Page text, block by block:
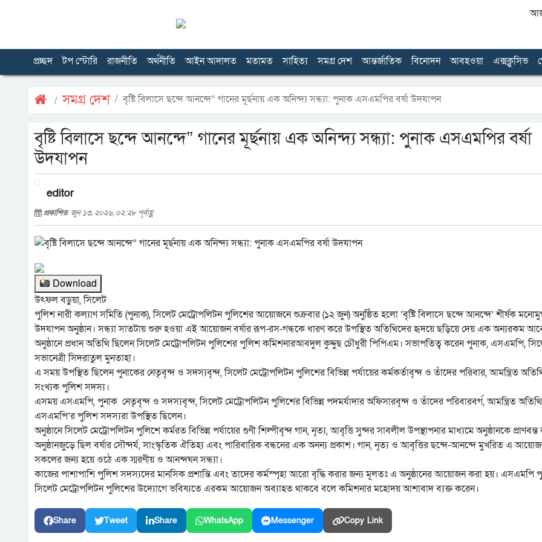
আজ
প্রচ্ছদ টপ স্টোরি রাজনীতি অর্থনীতি আইন আদালত মতামত সাহিত্য সমগ্র দেশ আন্তর্জাতিক বিনোদন আবহওয়া এক্সক্লুসিভ
সমগ্র দেশ বৃষ্টি বিলাসে ছন্দে আনন্দে” গানের মূর্ছনায় এক অনিন্দ্য সন্ধ্যা: পুনাক এসএমপির বর্ষা উদযাপন
বৃষ্টি বিলাসে ছন্দে আনন্দে” গানের মূর্ছনায় এক অনিন্দ্য সন্ধ্যা: পুনাক এসএমপির বর্ষা
উদযাপন
editor
প্রকাশিত জুন ১৩, ২০২৬, ০২:২৮ পূর্বাহ্ণ
Download
উৎফল বড়ুয়া, সিলেট
পুলিশ নারী কল্যাণ সমিতি (পুনাক), সিলেট মেট্রোপলিটন পুলিশের আয়োজনে শুক্রবার (১২ জুন) অনুষ্ঠিত হলো ‘বৃষ্টি বিলাসে ছন্দে আনন্দে’ শীর্ষক
উদযাপন অনুষ্ঠান। সন্ধ্যা সাতটায় শুরু হওয়া এই আয়োজন বর্ষার রূপ-রস-গন্ধকে ধারণ করে উপস্থিত অতিথিদের হৃদয়ে ছড়িয়ে দেয় এক অন্যরকম
অনুষ্ঠানে প্রধান অতিথি ছিলেন সিলেট মেট্রোপলিটন পুলিশের পুলিশ কমিশনারআবদুল কুদ্দুছ চৌধুরী পিপিএম। সভাপতিত্ব করেন পুনাক, এসএমপি,
সভানেত্রী সিদরাতুল মুনতাহা।
এ সময় উপস্থিত ছিলেন পুনাকের নেতৃবৃন্দ ও সদস্যবৃন্দ, সিলেট মেট্রোপলিটন পুলিশের বিভিন্ন পর্যায়ের কর্মকর্তাবৃন্দ ও তাঁদের পরিবার, আমন্ত্রিত
সংখ্যক পুলিশ সদস্য।
এসময় এসএমপি, পুনাক নেতৃবৃন্দ ও সদস্যবৃন্দ, সিলেট মেট্রোপলিটন পুলিশের বিভিন্ন পদমর্যাদার অফিসারবৃন্দ ও তাঁদের পরিবারবর্গ, আমন্ত্রিত
এসএমপি‘র পুলিশ সদস্যরা উপস্থিত ছিলেন।
অনুষ্ঠানে সিলেট মেট্রোপলিটন পুলিশে কর্মরত বিভিন্ন পর্যায়ের গুণী শিল্পীবৃন্দ গান, নৃত্য, আবৃত্তি সুন্দর সাবলীল উপস্থাপনার মাধ্যমে অনুষ্ঠানকে
অনুষ্ঠানজুড়ে ছিল বর্ষার সৌন্দর্য, সাংস্কৃতিক ঐতিহ্য এবং পারিবারিক বন্ধনের এক অনন্য প্রকাশ। গান, নৃত্য ও আবৃত্তির ছন্দে-আনন্দে মুখরিত এ
সকলের জন্য হয়ে ওঠে এক স্মরণীয় ও আনন্দঘন সন্ধ্যা।
কাজের পাশাপাশি পুলিশ সদস্যদের মানসিক প্রশান্তি এবং তাদের কর্মস্পৃহা আরো বৃদ্ধি করার জন্য মূলতঃ এ অনুষ্ঠানের আয়োজন করা হয়। এসএমপি
সিলেট মেট্রোপলিটন পুলিশের উদ্যোগে ভবিষ্যতে এরকম আয়োজন অব্যাহত থাকবে বলে কমিশনার মহোদয় আশাবাদ ব্যক্ত করেন।
Share Tweet Share WhatsApp Messenger Copy Link